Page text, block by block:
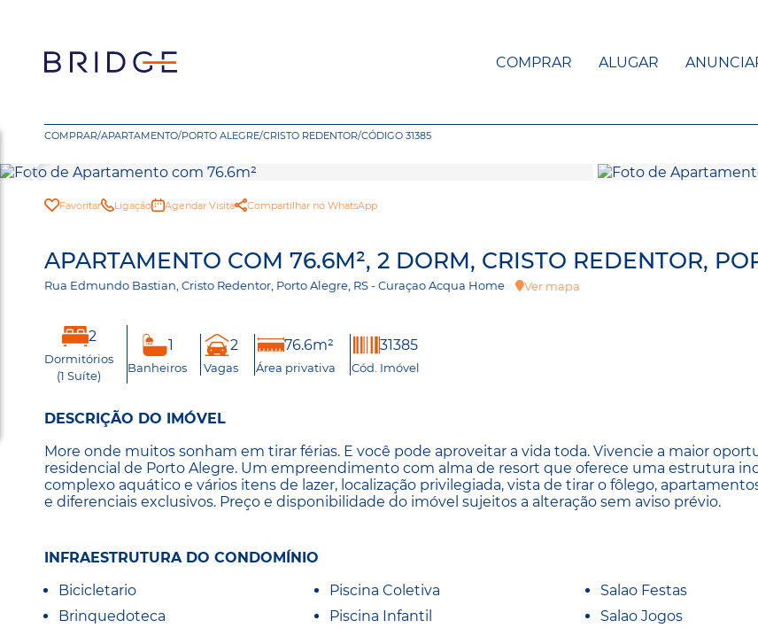
COMPRAR ALUGAR
COMPRAR/APARTAMENTO/PORTO ALEGRE/CRISTO REDENTOR/CÓDIGO 31385
Favoritar Ligação Agendar Visita Compartilhar no WhatsApp
APARTAMENTO COM 76.6M², 2 DORM, CRISTO REDENTOR,
Rua Edmundo Bastian, Cristo Redentor, Porto Alegre, RS - Curaçao Acqua Home Ver mapa
2
Dormitórios
(1 Suíte)
1
Banheiros
2
Vagas
76.6m²
Área privativa
31385
Cód. Imóvel
DESCRIÇÃO DO IMÓVEL
More onde muitos sonham em tirar férias. E você pode aproveitar a vida toda. Vivencie a maior
residencial de Porto Alegre. Um empreendimento com alma de resort que oferece uma estrutura
complexo aquático e vários itens de lazer, localização privilegiada, vista de tirar o fôlego,
e diferenciais exclusivos. Preço e disponibilidade do imóvel sujeitos a alteração sem aviso prévio.
INFRAESTRUTURA DO CONDOMÍNIO
Bicicletario
Brinquedoteca
Piscina Coletiva
Piscina Infantil
Salao Festas
Salao Jogos